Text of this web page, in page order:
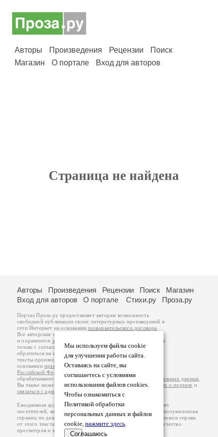
Авторы Произведения Рецензии
Поиск
Магазин
О портале Вход для авторов
Страница не найдена
Мы используем файлы cookie
для улучшения работы сайта.
Оставаясь на сайте, вы
соглашаетесь с условиями
использования файлов cookies.
Чтобы ознакомиться с
Политикой обработки
персональных данных и файлов
cookie, нажмите здесь.
Соглашаюсь
Авторы Произведения Рецензии Поиск
Магазин
Вход для авторов
О портале Стихи.ру Проза.ру
Портал Проза.ру предоставляет авторам возможность
свободной публикации своих литературных произведений в
сети Интернет на основаниипользовательского договора
Все авторские права на произведения принадлежат авторам
и охраняются законом
. Перепечатка произведений возможна
только с согласия его автора, к которому вы можете
обратиться на его авторской странице. Ответственность за
тексты произведений авторы несут самостоятельно на
основанииправил публикацииизаконодательства
Российской Федерации
обрабатываются на основанииПолитики обработки персональных данных
Вы также можете посмотреть более подробнуюинформацию о портале и
связаться с администрацией
Ежедневная аудитория портала Проза.ру – порядка 100 тысяч
посетителей, которые в общей сумме просматривают более полумиллиона
страниц по данным счетчика посещаемости, который расположен справа
от этого текста. В каждой графе указано по две цифры: количество
просмотров и количество посетителей.